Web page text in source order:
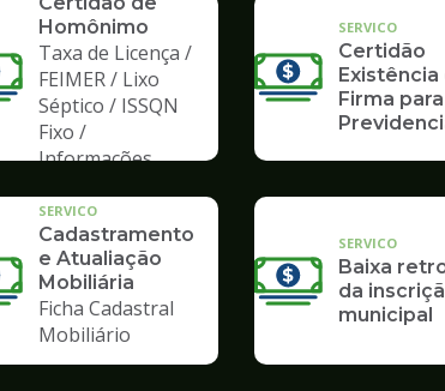
Homônimo
Taxa de Licença /
FEIMER / Lixo
Séptico / ISSQN
Fixo /
Informações
SERVICO
Certidão
Existência
Firma
SERVICO
Cadastramento
e Atualiação
Mobiliária
Ficha Cadastral
Mobiliário
SERVICO
Baixa
da
municipal